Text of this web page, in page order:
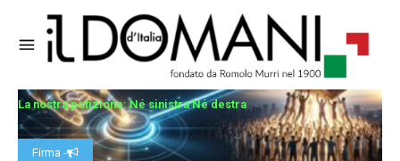
La nostra petizione: Né sinistra Né destra
Firma -